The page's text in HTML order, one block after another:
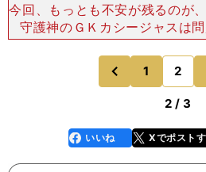
今回、もっとも不安が残るのが
守護神のＧＫカシージャスは
で、唯一安定感があるのは、セ
ヒオ・ラモス（レアル・マドリ
とりのスタメン候
前
の
1 2
2 / 3
faceboo
k
いいね Xでポスト